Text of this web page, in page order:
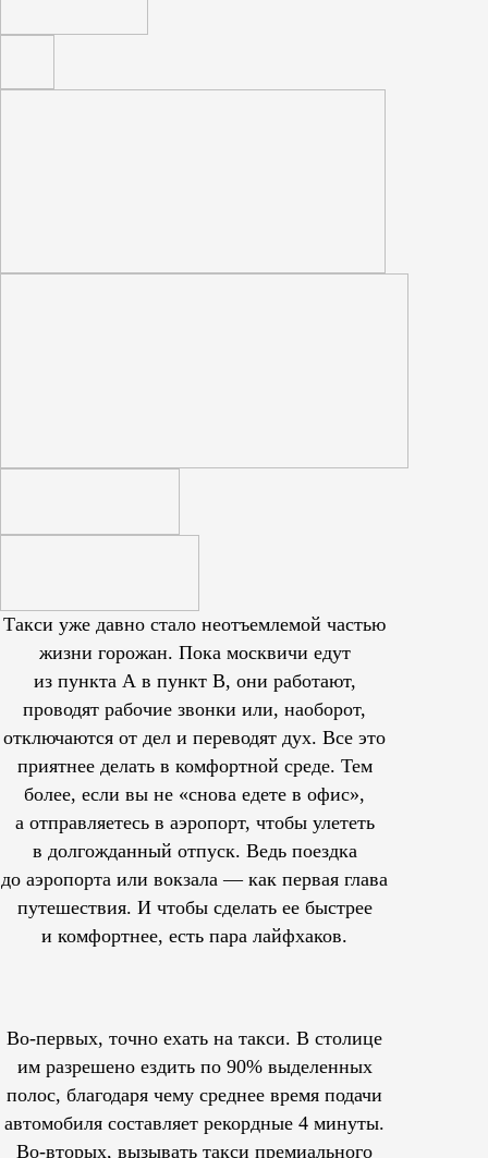
Такси уже давно стало неотъемлемой частью
жизни горожан. Пока москвичи едут
из пункта А в пункт В, они работают,
проводят рабочие звонки или, наоборот,
отключаются от дел и переводят дух. Все это
приятнее делать в комфортной среде. Тем
более, если вы не «снова едете в офис»,
а отправляетесь в аэропорт, чтобы улететь
в долгожданный отпуск. Ведь поездка
до аэропорта или вокзала — как первая глава
путешествия. И чтобы сделать ее быстрее
и комфортнее, есть пара лайфхаков.
Во-первых, точно ехать на такси. В столице
им разрешеноездить по 90% выделенных
полос, благодаря чему среднее время подачи
автомобиля составляет рекордные 4 минуты.
Во-вторых, вызывать такси премиального